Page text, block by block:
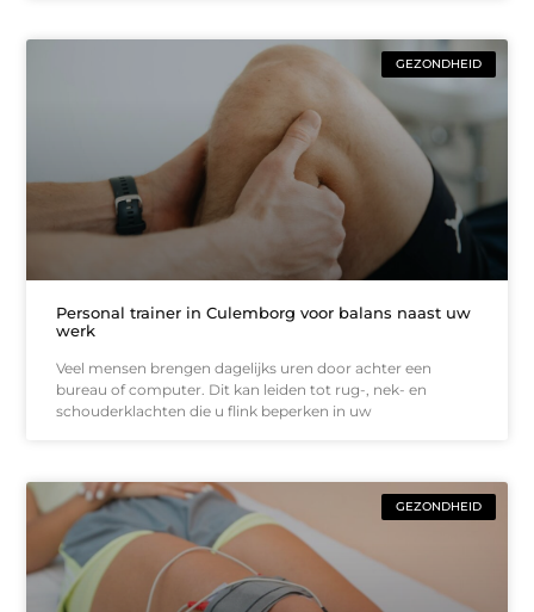
GEZONDHEID
Personal trainer in Culemborg voor balans naast uw
werk
Veel mensen brengen dagelijks uren door achter een
bureau of computer. Dit kan leiden tot rug-, nek- en
schouderklachten die u flink beperken in uw
GEZONDHEID